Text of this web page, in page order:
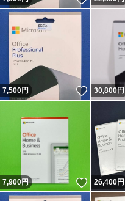
7,500円 いいね！
30,800円
7,900円 いいね！
26,400円